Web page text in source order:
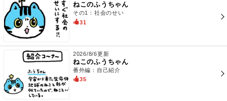
ねこのふうちゃん
その1：社会のせい
31
2026/8/6更新
ねこのふうちゃん
番外編：自己紹介
35